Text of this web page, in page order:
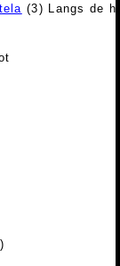
(3) Langs de